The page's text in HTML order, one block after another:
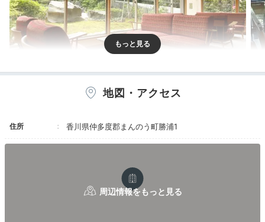
併設され、雰囲気抜群。飲み物片手にのんびり読書を楽
しめます。けん玉やお手玉などの昔ながらのおもちゃも
地図・アクセス
住所 香川県仲多度郡まんのう町勝浦1